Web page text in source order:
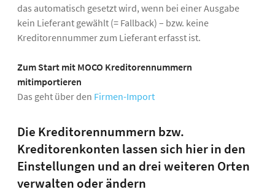
das automatisch gesetzt wird, wenn bei einer Ausgabe
kein Lieferant gewählt (= Fallback) – bzw. keine
Kreditorennummer zum Lieferant erfasst ist.
Zum Start mit MOCO Kreditorennummern
mitimportieren
Das geht über den Firmen-Import
Die Kreditorennummern bzw.
Kreditorenkonten lassen sich hier in den
Einstellungen und an drei weiteren Orten
verwalten oder ändern